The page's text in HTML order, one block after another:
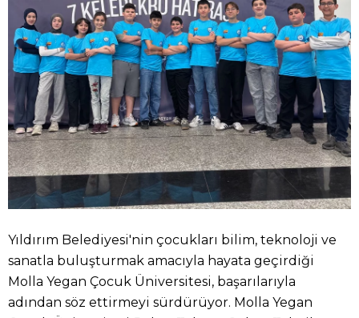
Yıldırım Belediyesi'nin çocukları bilim, teknoloji ve
sanatla buluşturmak amacıyla hayata geçirdiği
Molla Yegan Çocuk Üniversitesi, başarılarıyla
adından söz ettirmeyi sürdürüyor. Molla Yegan